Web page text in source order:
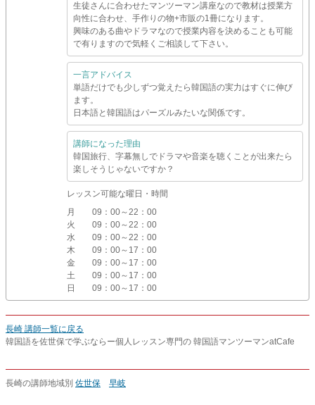
生徒さんに合わせたマンツーマン講座なので教材は授業方
向性に合わせ、手作りの物+市販の1冊になります。
興味のある曲やドラマなので授業内容を決めることも可能
で有りますので気軽くご相談して下さい。
一言アドバイス
単語だけでも少しずつ覚えたら韓国語の実力はすぐに伸び
ます。
日本語と韓国語はパーズルみたいな関係です。
講師になった理由
韓国旅行、字幕無しでドラマや音楽を聴くことが出来たら
楽しそうじゃないですか？
レッスン可能な曜日・時間
月
09：00～22：00
火
09：00～22：00
水
09：00～22：00
木
09：00～17：00
金
09：00～17：00
土
09：00～17：00
日
09：00～17：00
長崎 講師一覧に戻る
韓国語を佐世保で学ぶならー個人レッスン専門の 韓国語マンツーマンatCafe
長崎の講師地域別 佐世保 早岐